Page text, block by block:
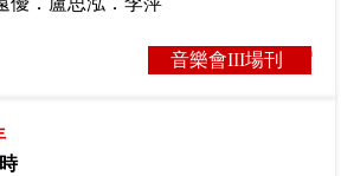
音樂會III場刊
時